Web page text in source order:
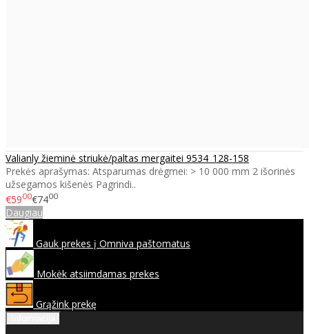
Valianly žieminė striukė/paltas mergaitei 9534_128-158
Prekės aprašymas: Atsparumas drėgmei: > 10 000 mm 2 išorinės
užsegamos kišenės Pagrindi..
€5900€7400
Daugiau
Gauk prekes į Omniva paštomatus
Mokėk atsiimdamas prekes
Grąžink prekę